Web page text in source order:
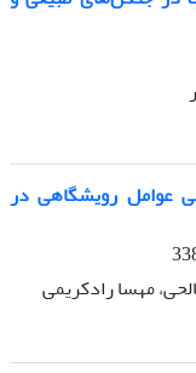
عوامل رویشگاهی در
مهسا رادکریمی